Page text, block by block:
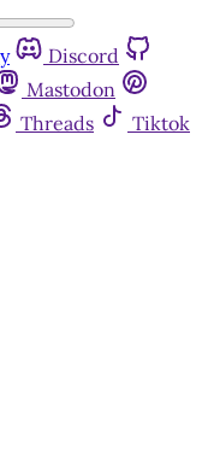
Discord
Mastodon
Threads
Tiktok